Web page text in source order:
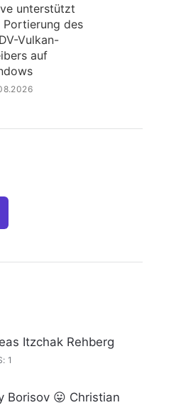
unterstützt
Portierung des
Vulkan-
auf
Itzchak Rehberg
1
Borisov 😛 Christian